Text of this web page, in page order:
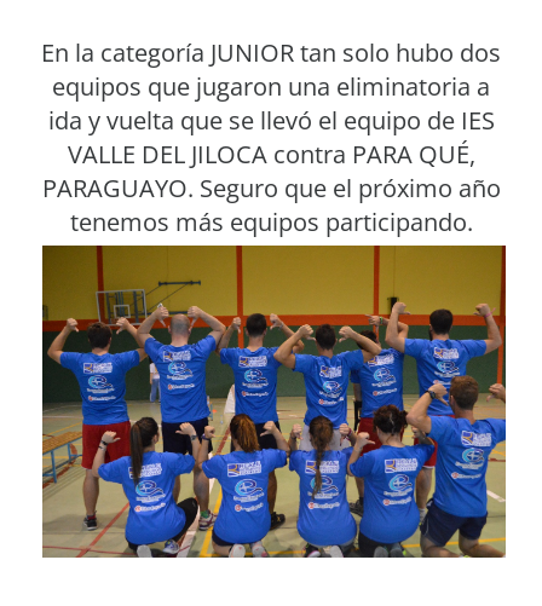
En la categoría JUNIOR tan solo hubo dos
equipos que jugaron una eliminatoria a
ida y vuelta que se llevó el equipo de IES
VALLE DEL JILOCA contra PARA QUÉ,
PARAGUAYO. Seguro que el próximo año
tenemos más equipos participando.